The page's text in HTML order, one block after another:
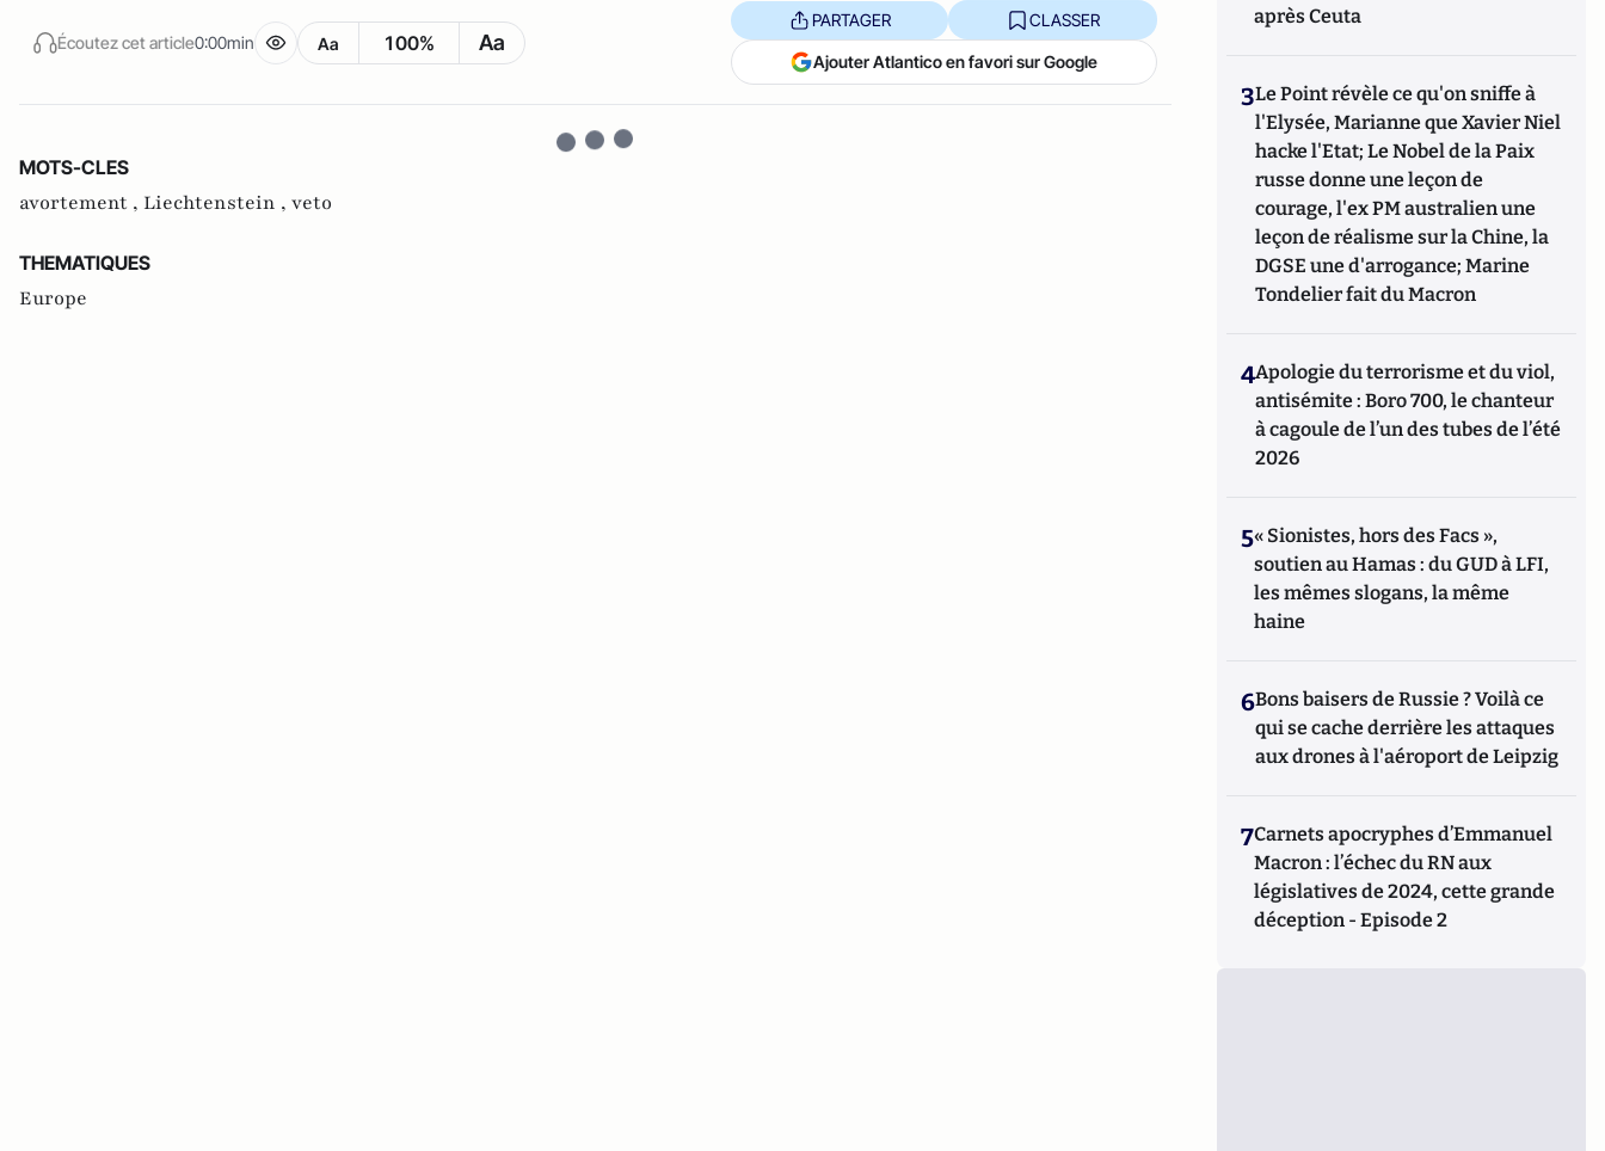
Écoutez cet article0:00min Aa 100% Aa
PARTAGER CLASSER
Ajouter Atlantico en favori sur Google
MOTS-CLES
avortement , Liechtenstein , veto
THEMATIQUES
Europe
après Ceuta
3Le Point révèle ce qu'on sniffe à
l'Elysée, Marianne que Xavier Niel
hacke l'Etat; Le Nobel de la Paix
russe donne une leçon de
courage, l'ex PM australien une
leçon de réalisme sur la Chine, la
DGSE une d'arrogance; Marine
Tondelier fait du Macron
4Apologie du terrorisme et du viol,
antisémite : Boro 700, le chanteur
à cagoule de l’un des tubes de l’été
2026
5« Sionistes, hors des Facs »,
soutien au Hamas : du GUD à LFI,
les mêmes slogans, la même
haine
6Bons baisers de Russie ? Voilà ce
qui se cache derrière les attaques
aux drones à l'aéroport de Leipzig
7Carnets apocryphes d’Emmanuel
Macron : l’échec du RN aux
législatives de 2024, cette grande
déception - Episode 2